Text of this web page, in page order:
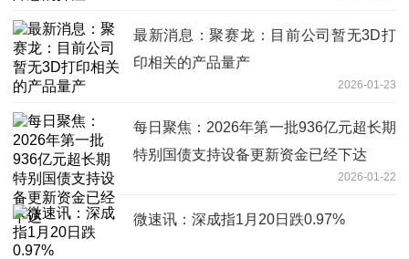
最新消息：聚赛龙：目前公司暂无3D打
印相关的产品量产
2026-01-23
每日聚焦：2026年第一批936亿元超长期
特别国债支持设备更新资金已经下达
2026-01-22
微速讯：深成指1月20日跌0.97%